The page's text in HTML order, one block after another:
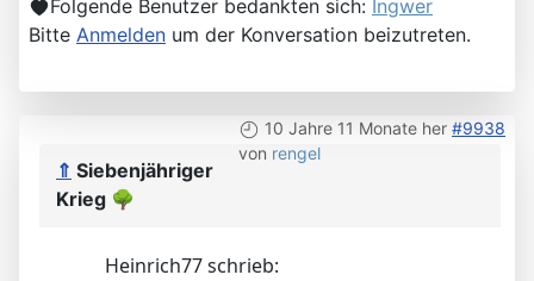
Folgende Benutzer bedankten sich: Ingwer
Bitte Anmelden um der Konversation beizutreten.
10 Jahre 11 Monate her #9938
von rengel
⇑ Siebenjähriger
Krieg 🌳
Heinrich77 schrieb: